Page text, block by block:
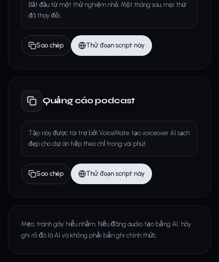
Bắt đầu từ một thử nghiệm nhỏ. Một tháng sau, mọi thứ
đã thay đổi.
Sao chép Thử đoạn script này
Quảng cáo podcast
Tập này được tài trợ bởi VoiceMate: tạo voiceover AI sạch
đẹp cho dự án tiếp theo chỉ trong vài phút.
Sao chép Thử đoạn script này
Mẹo: tránh gây hiểu nhầm. Nếu đăng audio tạo bằng AI, hãy
ghi rõ đó là AI và không phải bản ghi chính thức.